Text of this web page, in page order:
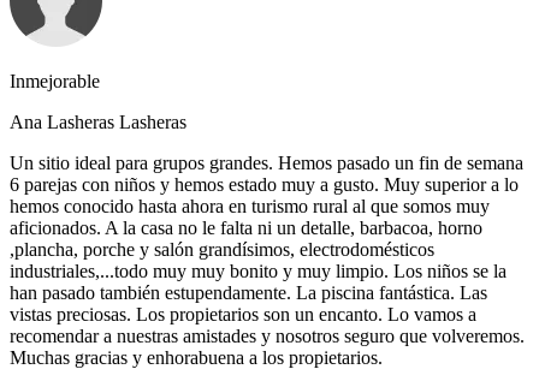
Inmejorable
Ana Lasheras Lasheras
Un sitio ideal para grupos grandes. Hemos pasado un fin de semana
6 parejas con niños y hemos estado muy a gusto. Muy superior a lo
hemos conocido hasta ahora en turismo rural al que somos muy
aficionados. A la casa no le falta ni un detalle, barbacoa, horno
,plancha, porche y salón grandísimos, electrodomésticos
industriales,...todo muy muy bonito y muy limpio. Los niños se la
han pasado también estupendamente. La piscina fantástica. Las
vistas preciosas. Los propietarios son un encanto. Lo vamos a
recomendar a nuestras amistades y nosotros seguro que volveremos.
Muchas gracias y enhorabuena a los propietarios.